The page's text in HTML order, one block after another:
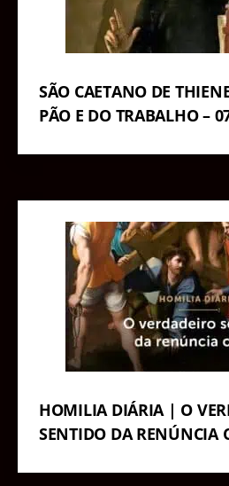
SÃO CAETANO DE
PÃO E DO TRABALHO –
HOMILIA DIÁRIA | O
SENTIDO DA RENÚNCIA